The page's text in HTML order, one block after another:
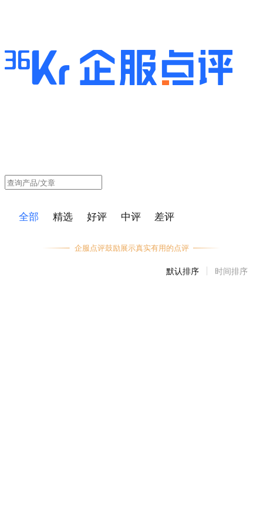
全部 精选 好评 中评 差评
企服点评鼓励展示真实有用的点评
默认排序 时间排序